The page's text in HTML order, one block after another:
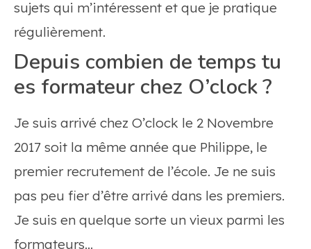
sujets qui m’intéressent et que je pratique
régulièrement.
Depuis combien de temps tu
es formateur chez O’clock ?
Je suis arrivé chez O’clock le 2 Novembre
2017 soit la même année que Philippe, le
premier recrutement de l’école. Je ne suis
pas peu fier d’être arrivé dans les premiers.
Je suis en quelque sorte un vieux parmi les
formateurs…